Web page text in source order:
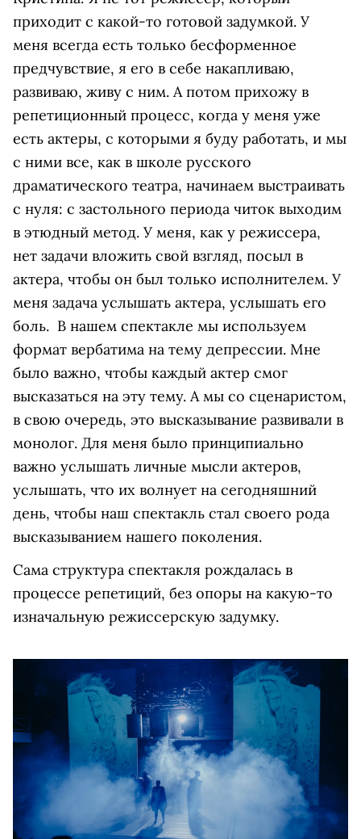
приходит с какой-то готовой задумкой. У
меня всегда есть только бесформенное
предчувствие, я его в себе накапливаю,
развиваю, живу с ним. А потом прихожу в
репетиционный процесс, когда у меня уже
есть актеры, с которыми я буду работать, и мы
с ними все, как в школе русского
драматического театра, начинаем выстраивать
с нуля: с застольного периода читок выходим
в этюдный метод. У меня, как у режиссера,
нет задачи вложить свой взгляд, посыл в
актера, чтобы он был только исполнителем. У
меня задача услышать актера, услышать его
боль. В нашем спектакле мы используем
формат вербатима на тему депрессии. Мне
было важно, чтобы каждый актер смог
высказаться на эту тему. А мы со сценаристом,
в свою очередь, это высказывание развивали в
монолог. Для меня было принципиально
важно услышать личные мысли актеров,
услышать, что их волнует на сегодняшний
день, чтобы наш спектакль стал своего рода
высказыванием нашего поколения.
Сама структура спектакля рождалась в
процессе репетиций, без опоры на какую-то
изначальную режиссерскую задумку.